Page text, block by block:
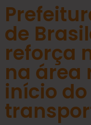
de
reforça
na área
início